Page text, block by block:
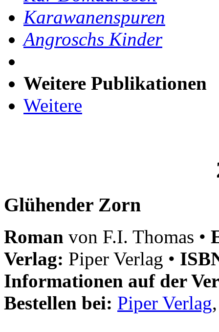
Karawanenspuren
Angroschs Kinder
Weitere Publikationen
Weitere
Glühender Zorn
Roman von F.I. Thomas •
Verlag: Piper Verlag •
Informationen auf der
Bestellen bei: Piper Verlag